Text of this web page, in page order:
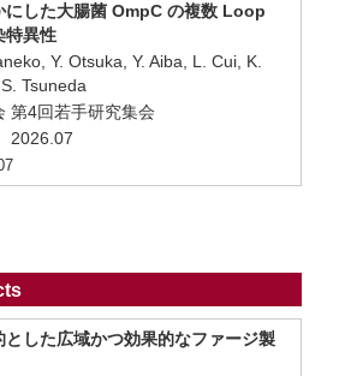
にした大腸菌 OmpC の複数 Loop
特異性
Y. Otsuka, Y. Aiba, L. Cui, K.
Tsuneda
第4回若手研究集会
2026.07
した広域かつ効果的なファージ製